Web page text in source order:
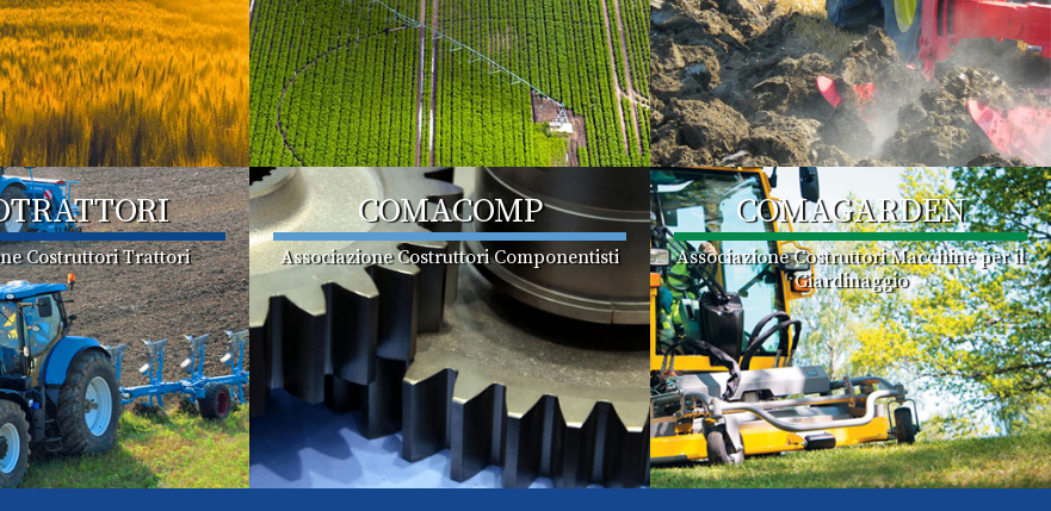
Costruttori Trattori
COMACOMP
Associazione Costruttori Componentisti
COMAGARDEN
Associazione Costruttori Macchine per il
Giardinaggio